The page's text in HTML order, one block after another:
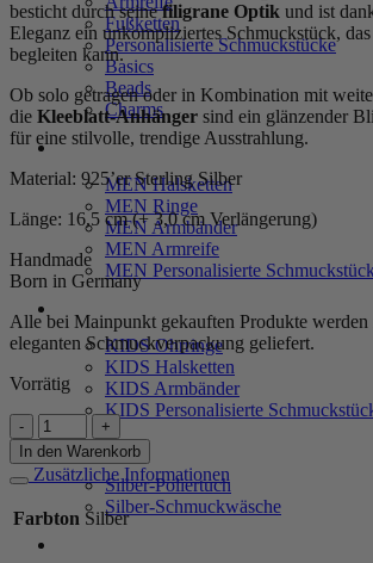
Fußketten
Personalisierte Schmuckstücke
Basics
Beads
Charms
MEN
MEN Halsketten
MEN Ringe
MEN Armbänder
MEN Armreife
MEN Personalisierte
KIDS Ohrringe
KIDS Halsketten
KIDS Armbänder
KIDS Personalisierte
PRODUKTPFLEGE
Silber-Poliertuch
Silber-Schmuckwäsche
besticht durch seinefiligrane Optik und ist
Eleganz ein unkompliziertes Schmuckstück,
begleiten kann.
Ob solo getragen oder in Kombination mit
die Kleeblatt-Anhänger sind ein glänzender
für eine stilvolle, trendige Ausstrahlung.
Material: 925’er Sterling Silber
Länge: 16,5 cm (+ 3,0 cm Verlängerung)
Handmade
Born in Germany
Alle bei Mainpunkt gekauften Produkte werden
eleganten Schmuckverpackung geliefert.
Vorrätig
Armband
„Adonia“
mit
3er-
Blumenmotiv
aus
925er
In den Warenkorb
Zusätzliche Informationen
Farbton Silber